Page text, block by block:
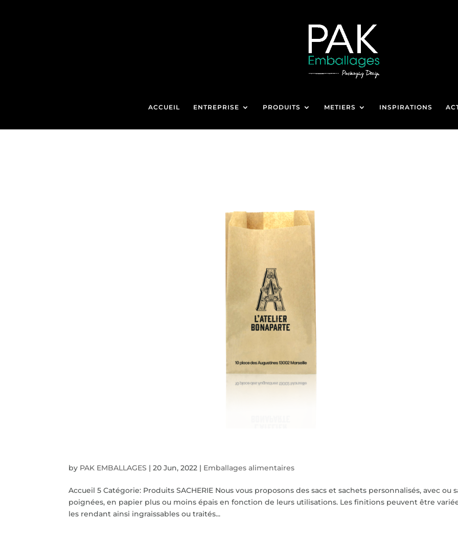
ACCUEIL ENTREPRISE PRODUITS METIERS INSPIRATIONS
by PAK EMBALLAGES |20 Jun, 2022 | Emballages alimentaires
Accueil 5 Catégorie: Produits SACHERIE Nous vous proposons des sacs et sachets personnalisés, avec ou
poignées, en papier plus ou moins épais en fonction de leurs utilisations. Les finitions peuvent être
les rendant ainsi ingraissables ou traités...